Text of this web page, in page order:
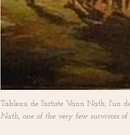
Tableau de l'artiste Vann Nath, l'un
Nath, one of the very few survivors of